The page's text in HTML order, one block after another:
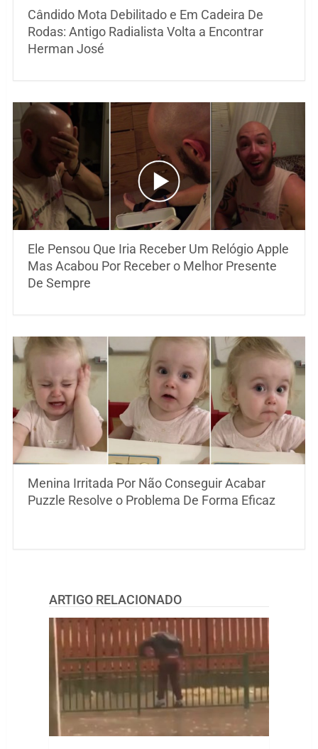
Cândido Mota Debilitado e Em Cadeira De
Rodas: Antigo Radialista Volta a Encontrar
Herman José
Ele Pensou Que Iria Receber Um Relógio Apple
Mas Acabou Por Receber o Melhor Presente
De Sempre
Menina Irritada Por Não Conseguir Acabar
Puzzle Resolve o Problema De Forma Eficaz
ARTIGO RELACIONADO